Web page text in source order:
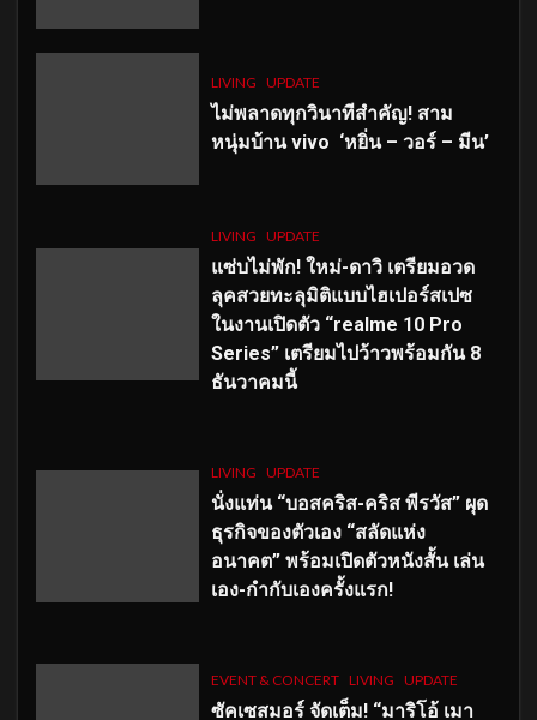
LIVING UPDATE
ไม่พลาดทุกวินาทีสำคัญ! สาม
หนุ่มบ้าน vivo ‘หยิ่น – วอร์ – มีน’
LIVING UPDATE
แซ่บไม่พัก! ใหม่-ดาวิ เตรียมอวด
ลุคสวยทะลุมิติแบบไฮเปอร์สเปซ
ในงานเปิดตัว “realme 10 Pro
Series” เตรียมไปว้าวพร้อมกัน 8
ธันวาคมนี้
LIVING UPDATE
นั่งแท่น “บอสคริส-คริส พีรวัส” ผุด
ธุรกิจของตัวเอง “สลัดแห่ง
อนาคต” พร้อมเปิดตัวหนังสั้น เล่น
เอง-กำกับเองครั้งแรก!
EVENT & CONCERT LIVING UPDATE
ซัคเซสมอร์ จัดเต็ม! “มาริโอ้ เมา